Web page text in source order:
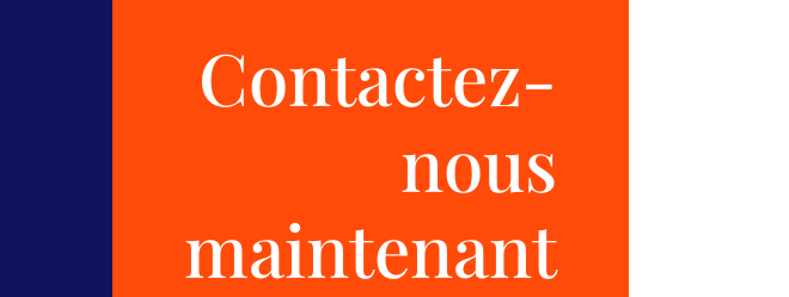
Contactez-
nous
maintenant